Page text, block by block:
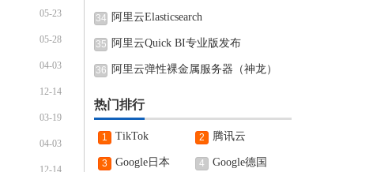
05-23
05-28
04-03
12-14
03-19
04-03
12-14
34 阿里云Elasticsearch
35 阿里云Quick BI专业版发布
36 阿里云弹性裸金属服务器（神龙）
热门排行
1 TikTok 2 腾讯云
3 Google日本 4 Google德国